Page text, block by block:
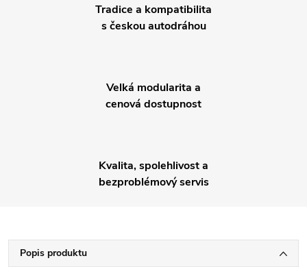
Tradice a kompatibilita
s českou autodráhou
Velká modularita a
cenová dostupnost
Kvalita, spolehlivost a
bezproblémový servis
Popis produktu